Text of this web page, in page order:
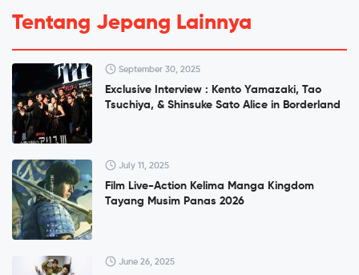
Tentang Jepang Lainnya
September 30, 2025
Exclusive Interview : Kento Yamazaki, Tao
Tsuchiya, & Shinsuke Sato Alice in Borderland
July 11, 2025
Film Live-Action Kelima Manga Kingdom
Tayang Musim Panas 2026
June 26, 2025